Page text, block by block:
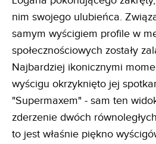
nim swojego ulubieńca.
samym wyścigiem profile w
społecznościowych zostały
Najbardziej ikonicznymi
wyścigu okrzyknięto jej
"Supermaxem" - sam ten
zderzenie dwóch
to jest właśnie piękno